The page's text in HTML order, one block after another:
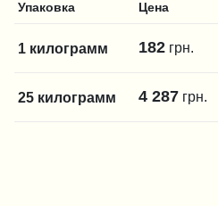
Упаковка Цена
1 килограмм 182 грн.
25 килограмм 4 287 грн.